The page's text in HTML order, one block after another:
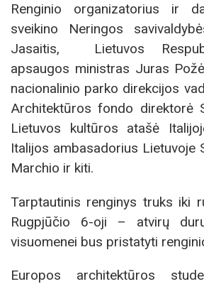
Renginio organizatorius ir
sveikino Neringos
Jasaitis, Lietuvos
apsaugos ministras Juras
nacionalinio parko direkcijos
Architektūros fondo direktorė
Lietuvos kultūros atašė
Italijos ambasadorius Lietuvoje
Marchio ir kiti.
Tarptautinis renginys truks iki
Rugpjūčio 6-oji – atvirų
visuomenei bus pristatyti
Europos architektūros